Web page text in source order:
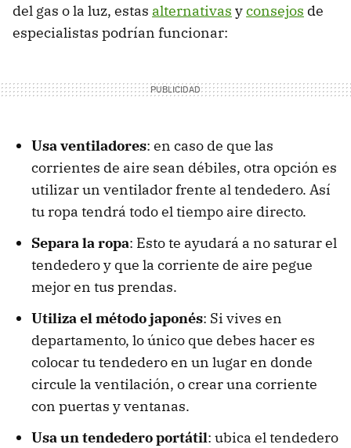
del gas o la luz, estas alternativas yconsejos de
especialistas podrían funcionar:
Usa ventiladores: en caso de que las
corrientes de aire sean débiles, otra opción es
utilizar un ventilador frente al tendedero. Así
tu ropa tendrá todo el tiempo aire directo.
Separa la ropa: Esto te ayudará a no saturar el
tendedero y que la corriente de aire pegue
mejor en tus prendas.
Utiliza el método japonés: Si vives en
departamento, lo único que debes hacer es
colocar tu tendedero en un lugar en donde
circule la ventilación, o crear una corriente
con puertas y ventanas.
Usa un tendedero portátil: ubica el tendedero